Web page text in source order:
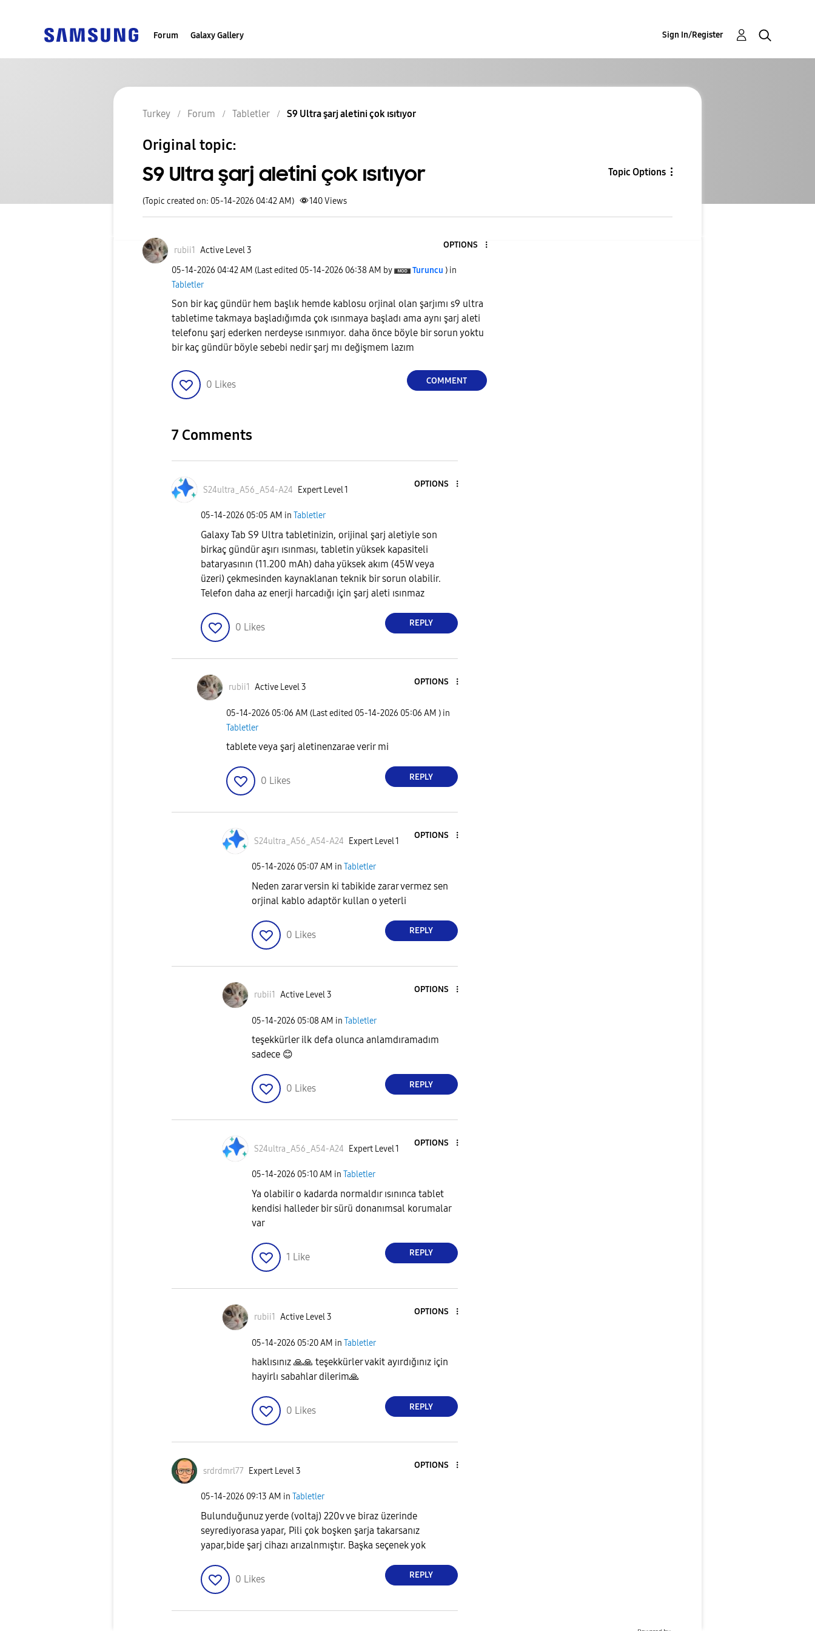
Forum Galaxy Gallery Sign In/Register
Turkey Forum Tabletler S9 Ultra şarj aletini çok ısıtıyor
Original topic:
S9 Ultra şarj aletini çok ısıtıyor Topic Options
(Topic created on: 05-14-2026 04:42 AM) 140Views
rubii1 Active Level 3
OPTIONS
‎05-14-2026 04:42 AM (Last edited ‎05-14-2026 06:38 AM by Turuncu ) in
Tabletler
Son bir kaç gündür hem başlık hemde kablosu orjinal olan şarjımı s9 ultra
tabletime takmaya başladığımda çok ısınmaya başladı ama aynı şarj aleti
telefonu şarj ederken nerdeyse ısınmıyor. daha önce böyle bir sorun yoktu
bir kaç gündür böyle sebebi nedir şarj mı değişmem lazım
0 Likes COMMENT
7 Comments
S24ultra_A56_A54-A24 Expert Level 1
OPTIONS
‎05-14-2026 05:05 AM in Tabletler
Galaxy Tab S9 Ultra tabletinizin, orijinal şarj aletiyle son
birkaç gündür aşırı ısınması, tabletin yüksek kapasiteli
bataryasının (11.200 mAh) daha yüksek akım (45W veya
üzeri) çekmesinden kaynaklanan teknik bir sorun olabilir.
Telefon daha az enerji harcadığı için şarj aleti ısınmaz
0 Likes REPLY
rubii1 Active Level 3
OPTIONS
‎05-14-2026 05:06 AM (Last edited ‎05-14-2026 05:06 AM ) in
Tabletler
tablete veya şarj aletinenzarae verir mi
0 Likes REPLY
S24ultra_A56_A54-A24 Expert Level 1
OPTIONS
‎05-14-2026 05:07 AM in Tabletler
Neden zarar versin ki tabikide zarar vermez sen
orjinal kablo adaptör kullan o yeterli
0 Likes REPLY
rubii1 Active Level 3
OPTIONS
‎05-14-2026 05:08 AM in Tabletler
teşekkürler ilk defa olunca anlamdıramadım
sadece 😊
0 Likes REPLY
S24ultra_A56_A54-A24 Expert Level 1
OPTIONS
‎05-14-2026 05:10 AM in Tabletler
Ya olabilir o kadarda normaldır ısınınca tablet
kendisi halleder bir sürü donanımsal korumalar
var
1 Like REPLY
rubii1 Active Level 3
OPTIONS
‎05-14-2026 05:20 AM in Tabletler
haklısınız 🙏🙏 teşekkürler vakit ayırdığınız için
hayirlı sabahlar dilerim🙏
0 Likes REPLY
srdrdmrl77 Expert Level 3
OPTIONS
‎05-14-2026 09:13 AM in Tabletler
Bulunduğunuz yerde (voltaj) 220v ve biraz üzerinde
seyrediyorasa yapar, Pili çok boşken şarja takarsanız
yapar,bide şarj cihazı arızalnmıştır. Başka seçenek yok
0 Likes REPLY